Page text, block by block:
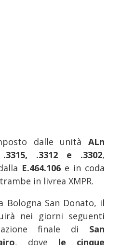
dalle unità ALn
.3315, .3312 e .3302,
E.464.106 e in coda
in livrea XMPR.
Bologna San Donato, il
nei giorni seguenti
finale di San
, dove le cinque